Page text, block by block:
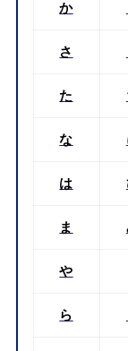
か
さ
た
な
は
ま
や
ら